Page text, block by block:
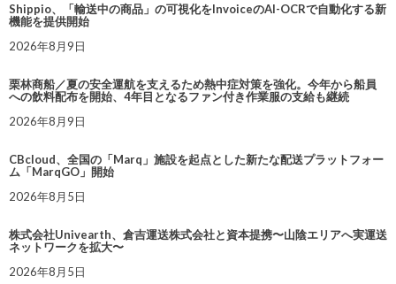
Shippio、「輸送中の商品」の可視化をInvoiceのAI-OCRで自動化する新
機能を提供開始
2026年8月9日
栗林商船／夏の安全運航を支えるため熱中症対策を強化。今年から船員
への飲料配布を開始、4年目となるファン付き作業服の支給も継続
2026年8月9日
CBcloud、全国の「Marq」施設を起点とした新たな配送プラットフォー
ム「MarqGO」開始
2026年8月5日
株式会社Univearth、倉吉運送株式会社と資本提携〜山陰エリアへ実運送
ネットワークを拡大〜
2026年8月5日